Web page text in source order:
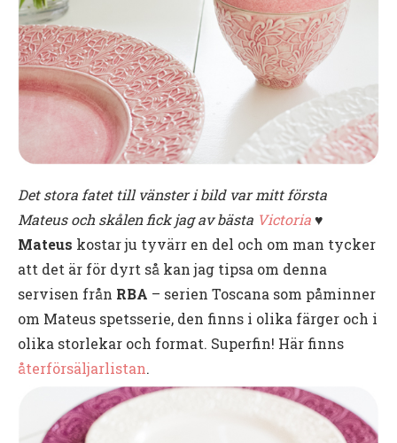
Det stora fatet till vänster i bild var mitt första
Mateus och skålen fick jag av bästa Victoria♥
Mateus kostar ju tyvärr en del och om man tycker
att det är för dyrt så kan jag tipsa om denna
servisen från RBA – serien Toscana som påminner
om Mateus spetsserie, den finns i olika färger och i
olika storlekar och format. Superfin! Här finns
återförsäljarlistan.